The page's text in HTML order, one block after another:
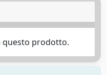
questo prodotto.